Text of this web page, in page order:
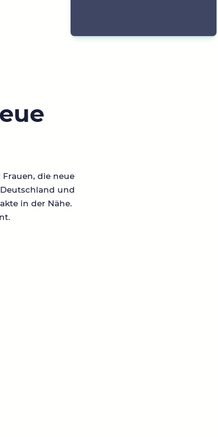
die neue
und
in der Nähe.